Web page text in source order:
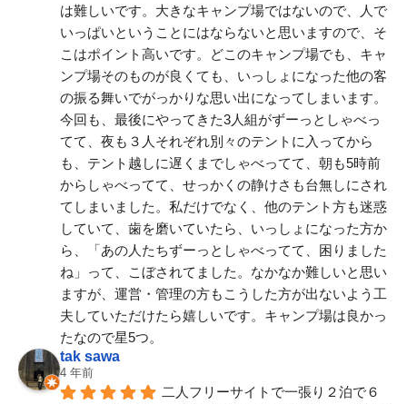
は難しいです。大きなキャンプ場ではないので、人で
いっぱいということにはならないと思いますので、そ
こはポイント高いです。どこのキャンプ場でも、キャ
ンプ場そのものが良くても、いっしょになった他の客
の振る舞いでがっかりな思い出になってしまいます。
今回も、最後にやってきた3人組がずーっとしゃべっ
てて、夜も３人それぞれ別々のテントに入ってから
も、テント越しに遅くまでしゃべってて、朝も5時前
からしゃべってて、せっかくの静けさも台無しにされ
てしまいました。私だけでなく、他のテント方も迷惑
していて、歯を磨いていたら、いっしょになった方か
ら、「あの人たちずーっとしゃべってて、困りました
ね」って、こぼされてました。なかなか難しいと思い
ますが、運営・管理の方もこうした方が出ないよう工
夫していただけたら嬉しいです。キャンプ場は良かっ
たなので星5つ。
tak sawa
4 年前
二人フリーサイトで一張り２泊で６